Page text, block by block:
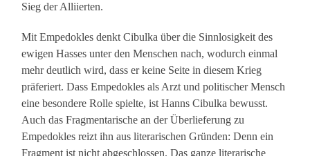
Sieg der Alliierten.
Mit Empedokles denkt Cibulka über die Sinnlosigkeit des
ewigen Hasses unter den Menschen nach, wodurch einmal
mehr deutlich wird, dass er keine Seite in diesem Krieg
präferiert. Dass Empedokles als Arzt und politischer Mensch
eine besondere Rolle spielte, ist Hanns Cibulka bewusst.
Auch das Fragmentarische an der Überlieferung zu
Empedokles reizt ihn aus literarischen Gründen: Denn ein
Fragment ist nicht abgeschlossen. Das ganze literarische